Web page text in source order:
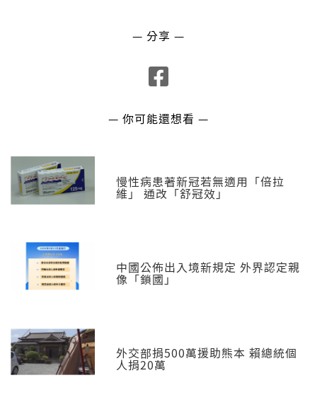
— 分享 —
— 你可能還想看 —
慢性病患著新冠若無適用「倍拉
維」 通改「舒冠效」
中國公佈出入境新規定 外界認定親
像「鎖國」
外交部捐500萬援助熊本 賴總統個
人捐20萬